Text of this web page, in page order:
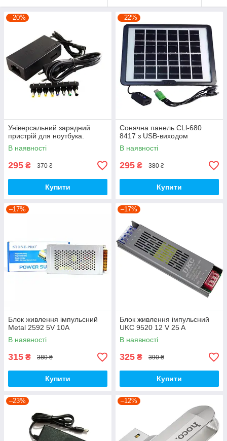
–20%
Універсальний зарядний
пристрій для ноутбука.
В наявності
295 ₴ 370 ₴
Купити
–22%
Сонячна панель CLl-680
8417 з USB-виходом
В наявності
295 ₴ 380 ₴
Купити
–17%
Блок живлення імпульсний
Metal 2592 5V 10A
В наявності
315 ₴ 380 ₴
Купити
–17%
Блок живлення імпульсний
UKC 9520 12 V 25 A
В наявності
325 ₴ 390 ₴
Купити
–23% –12%